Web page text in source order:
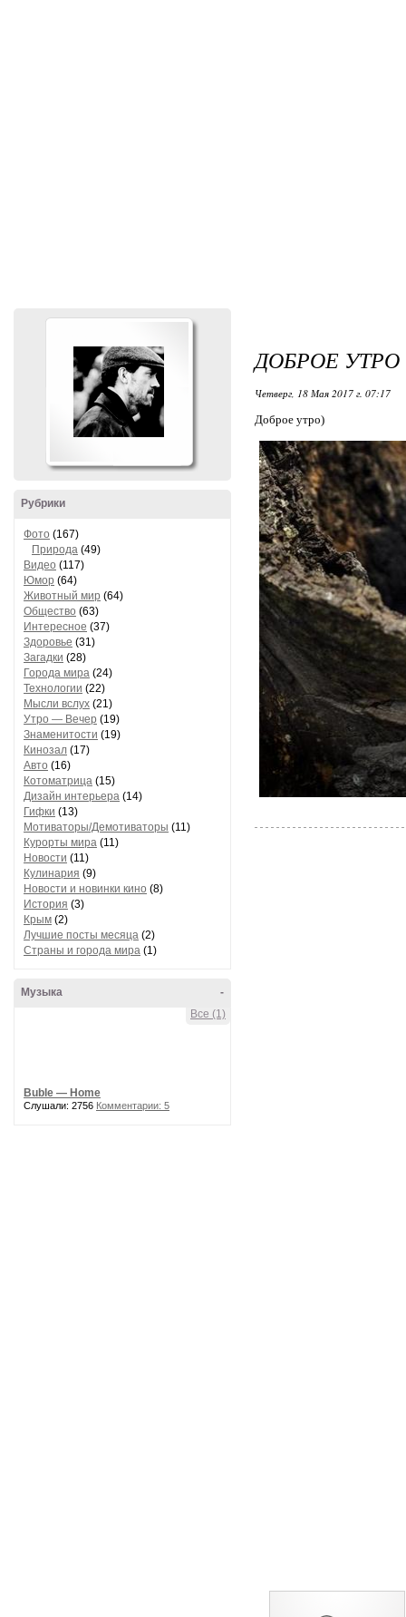
Рубрики
Фото (167)
Природа (49)
Видео (117)
Юмор (64)
Животный мир (64)
Общество (63)
Интересное (37)
Здоровье (31)
Загадки (28)
Города мира (24)
Технологии (22)
Мысли вслух (21)
Утро — Вечер (19)
Знаменитости (19)
Кинозал (17)
Авто (16)
Котоматрица (15)
Дизайн интерьера (14)
Гифки (13)
Мотиваторы/Демотиваторы (11)
Курорты мира (11)
Новости (11)
Кулинария (9)
Новости и новинки кино (8)
История (3)
Крым (2)
Лучшие посты месяца (2)
Страны и города мира (1)
-
Музыка
Все (1)
Buble — Home
Слушали: 2756 Комментарии: 5
ДОБРОЕ УТРО
Четверг, 18 Мая 2017 г. 07:17
Доброе утро)